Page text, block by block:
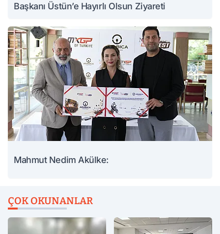
Başkanı Üstün’e Hayırlı Olsun Ziyareti
Mahmut Nedim Akülke:
ÇOK OKUNANLAR